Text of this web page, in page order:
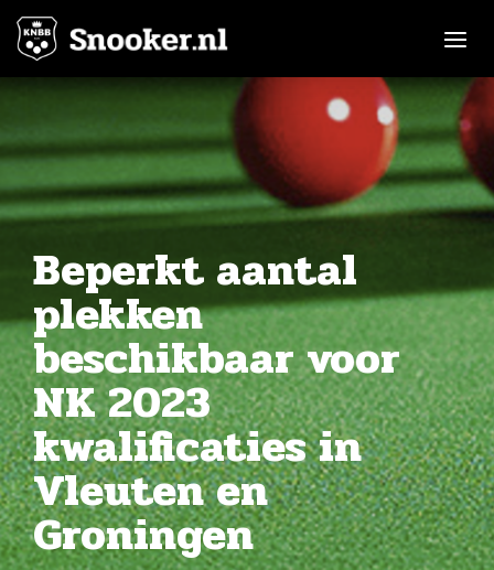
Beperkt aantal
plekken
beschikbaar voor
NK 2023
kwalificaties in
Vleuten en
Groningen